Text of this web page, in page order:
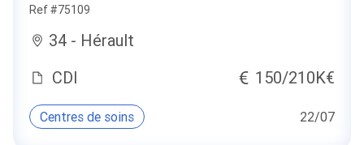
Ref #75109
34 - Hérault
CDI
150/210K€
Centres de soins 22/07